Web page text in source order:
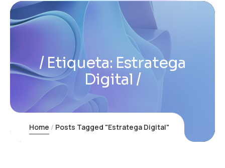
Etiqueta: Estratega
Digital
Home Posts Tagged "Estratega Digital"